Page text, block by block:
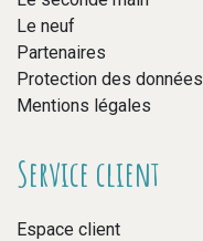
Le neuf
Partenaires
Protection des données
Mentions légales
Service client
Espace client